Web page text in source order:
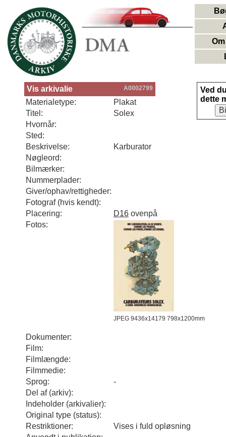
Vis arkivalie A0002799
Ved
dette
Materialetype:
Plakat
Titel:
Solex
Hvornår:
Sted:
Beskrivelse:
Karburator
Nøgleord:
Bilmærker:
Nummerplader:
Giver/ophav/rettigheder:
Fotograf (hvis kendt):
Placering:
D16 ovenpå
Fotos:
JPEG 9436x14179 798x1200mm
Dokumenter:
Film:
Filmlængde:
Filmmedie:
Sprog:
-
Del af (arkiv):
Indeholder (arkivalier):
Original type (status):
Restriktioner:
Vises i fuld opløsning